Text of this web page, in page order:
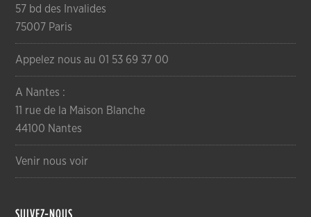
57 bd des Invalides
75007 Paris
Appelez nous au 01 53 69 37 00
A Nantes :
11 rue de la Maison Blanche
44100 Nantes
Venir nous voir
SUIVEZ-NOUS